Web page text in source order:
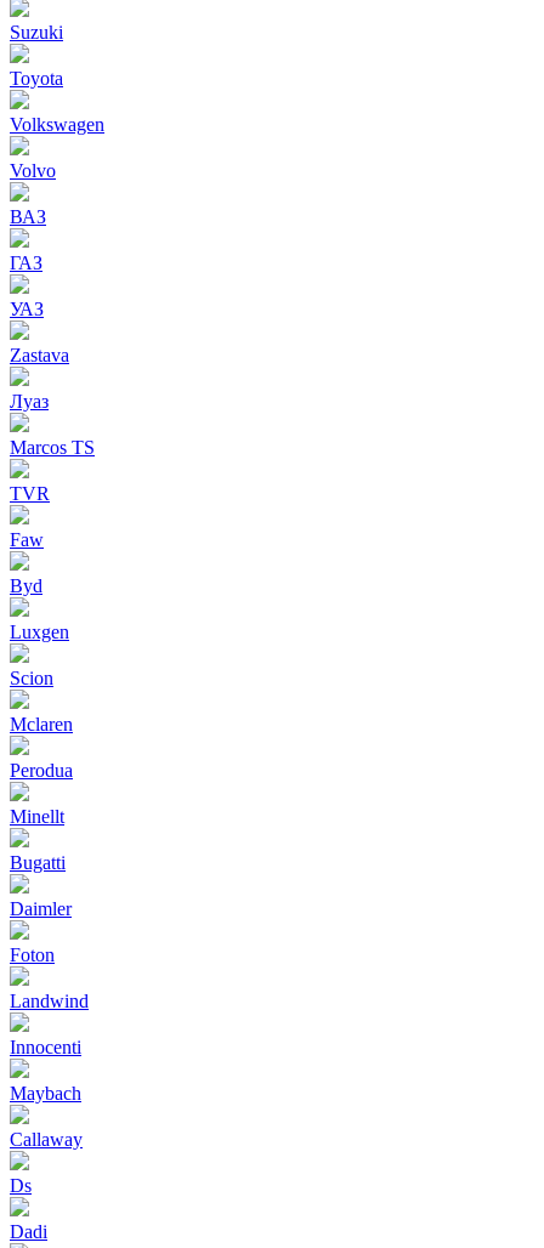
Suzuki
Toyota
Volkswagen
Volvo
ВАЗ
ГАЗ
УАЗ
Zastava
Луаз
Marcos TS
TVR
Faw
Byd
Luxgen
Scion
Mclaren
Perodua
Minellt
Bugatti
Daimler
Foton
Landwind
Innocenti
Maybach
Callaway
Ds
Dadi